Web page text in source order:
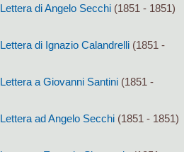
Lettera di Angelo Secchi (1851 - 1851)
Lettera di Ignazio Calandrelli (1851 -
Lettera a Giovanni Santini (1851 -
Lettera ad Angelo Secchi (1851 - 1851)